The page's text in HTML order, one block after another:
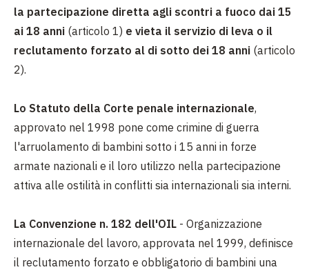
la partecipazione diretta agli scontri a fuoco dai 15
ai 18 anni (articolo 1) e vieta il servizio di leva o il
reclutamento forzato al di sotto dei 18 anni (articolo
2).
Lo Statuto della Corte penale internazionale,
approvato nel 1998 pone come crimine di guerra
l'arruolamento di bambini sotto i 15 anni in forze
armate nazionali e il loro utilizzo nella partecipazione
attiva alle ostilità in conflitti sia internazionali sia interni.
La Convenzione n. 182 dell'OIL - Organizzazione
internazionale del lavoro, approvata nel 1999, definisce
il reclutamento forzato e obbligatorio di bambini una